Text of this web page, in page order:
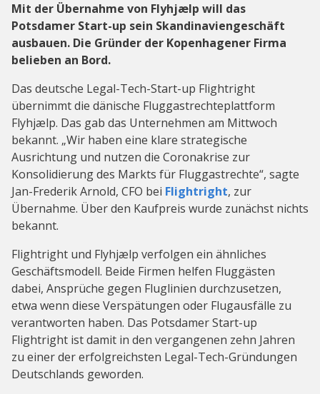
Mit der Übernahme von Flyhjælp will das
Potsdamer Start-up sein Skandinaviengeschäft
ausbauen. Die Gründer der Kopenhagener Firma
belieben an Bord.
Das deutsche Legal-Tech-Start-up Flightright
übernimmt die dänische Fluggastrechteplattform
Flyhjælp. Das gab das Unternehmen am Mittwoch
bekannt. „Wir haben eine klare strategische
Ausrichtung und nutzen die Coronakrise zur
Konsolidierung des Markts für Fluggastrechte“, sagte
Jan-Frederik Arnold, CFO bei Flightright, zur
Übernahme. Über den Kaufpreis wurde zunächst nichts
bekannt.
Flightright und Flyhjælp verfolgen ein ähnliches
Geschäftsmodell. Beide Firmen helfen Fluggästen
dabei, Ansprüche gegen Fluglinien durchzusetzen,
etwa wenn diese Verspätungen oder Flugausfälle zu
verantworten haben. Das Potsdamer Start-up
Flightright ist damit in den vergangenen zehn Jahren
zu einer der erfolgreichsten Legal-Tech-Gründungen
Deutschlands geworden.